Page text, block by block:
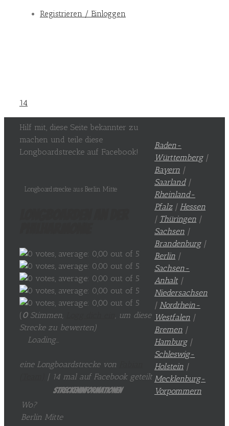
Registrieren / Einloggen
14
Hilf mit, diese Seite bekannter zu
machen und teile diese
Longboardstrecke auf Facebook!
Longboardstrecke aus Berlin Mitte
(0Stimmen,
, um diese
Strecke zu bewerten)
Loading...
eine Longboardstrecke von
| 14 mal auf Facebook geteilt
Streckeninformationen
Wo?
Berlin Mitte
Baden-
Württemberg|
Bayern |
Saarland|
Rheinland-
Pfalz|Hessen
| Thüringen |
Sachsen |
Brandenburg|
Berlin |
Sachsen-
Anhalt|
Niedersachsen
| Nordrhein-
Westfalen |
Bremen |
Hamburg|
Schleswig-
Holstein |
Mecklenburg-
Vorpommern